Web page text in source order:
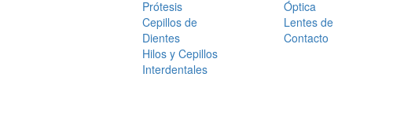
Prótesis
Cepillos de
Dientes
Hilos y Cepillos
Interdentales
Óptica
Lentes de
Contacto